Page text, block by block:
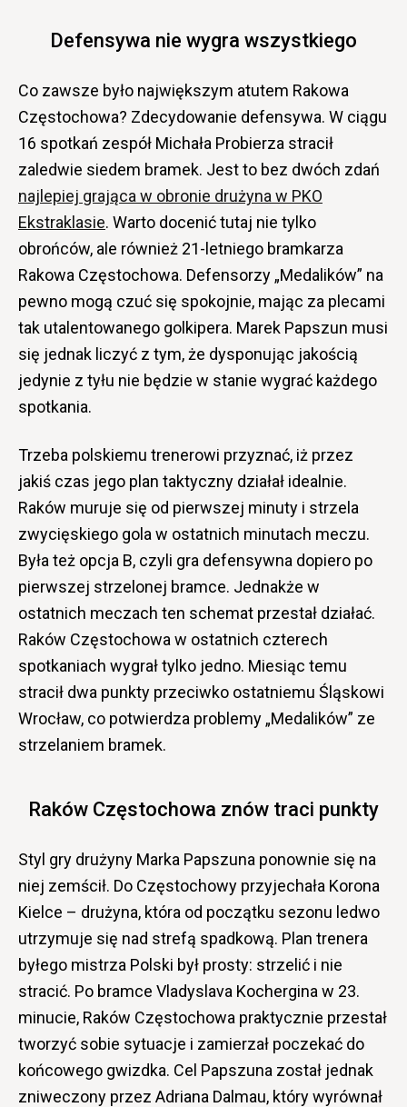
Defensywa nie wygra wszystkiego
Co zawsze było największym atutem Rakowa
Częstochowa? Zdecydowanie defensywa. W ciągu
16 spotkań zespół Michała Probierza stracił
zaledwie siedem bramek. Jest to bez dwóch zdań
najlepiej grająca w obronie drużyna w PKO
Ekstraklasie. Warto docenić tutaj nie tylko
obrońców, ale również 21-letniego bramkarza
Rakowa Częstochowa. Defensorzy „Medalików” na
pewno mogą czuć się spokojnie, mając za plecami
tak utalentowanego golkipera. Marek Papszun musi
się jednak liczyć z tym, że dysponując jakością
jedynie z tyłu nie będzie w stanie wygrać każdego
spotkania.
Trzeba polskiemu trenerowi przyznać, iż przez
jakiś czas jego plan taktyczny działał idealnie.
Raków muruje się od pierwszej minuty i strzela
zwycięskiego gola w ostatnich minutach meczu.
Była też opcja B, czyli gra defensywna dopiero po
pierwszej strzelonej bramce. Jednakże w
ostatnich meczach ten schemat przestał działać.
Raków Częstochowa w ostatnich czterech
spotkaniach wygrał tylko jedno. Miesiąc temu
stracił dwa punkty przeciwko ostatniemu Śląskowi
Wrocław, co potwierdza problemy „Medalików” ze
strzelaniem bramek.
Raków Częstochowa znów traci punkty
Styl gry drużyny Marka Papszuna ponownie się na
niej zemścił. Do Częstochowy przyjechała Korona
Kielce – drużyna, która od początku sezonu ledwo
utrzymuje się nad strefą spadkową. Plan trenera
byłego mistrza Polski był prosty: strzelić i nie
stracić. Po bramce Vladyslava Kochergina w 23.
minucie, Raków Częstochowa praktycznie przestał
tworzyć sobie sytuacje i zamierzał poczekać do
końcowego gwizdka. Cel Papszuna został jednak
zniweczony przez Adriana Dalmau, który wyrównał